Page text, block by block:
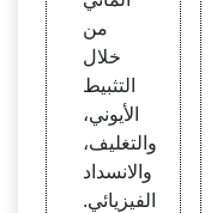
من
خلال
التثبيط
الأيوني،
والتغليف،
والانسداد
الفيزيائي.